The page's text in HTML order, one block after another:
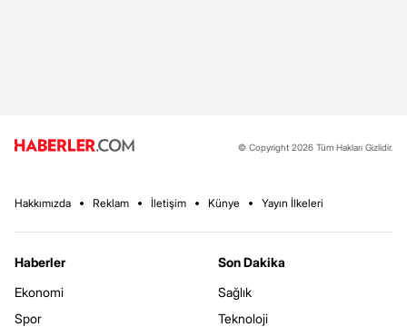
© Copyright 2026 Tüm Hakları Gizlidir.
Hakkımızda Reklam İletişim Künye Yayın İlkeleri
Haberler
Ekonomi
Spor
Son Dakika
Sağlık
Teknoloji